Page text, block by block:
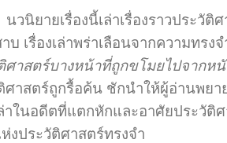
นวนิยายเรื่องนี้เล่าเรื่องราวประวั
บ เรื่องเล่าพร่าเลือนจากความทรงจ
ศาสตร์บางหน้าที่ถูกขโมยไปจากหนั
ศาสตร์ถูกรื้อค้น ชักนำให้ผู้อ่านพยา
ล่าในอดีตที่แตกหักและอาศัยประวั
ห่งประวัติศาสตร์ทรงจำ